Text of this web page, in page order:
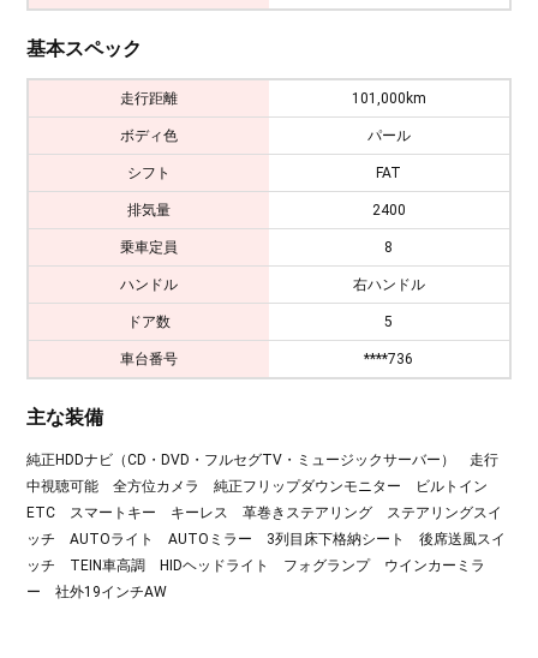
基本スペック
走行距離 101,000km
ボディ色 パール
シフト FAT
排気量 2400
乗車定員 8
ハンドル 右ハンドル
ドア数 5
車台番号 ****736
主な装備
純正HDDナビ（CD・DVD・フルセグTV・ミュージックサーバー） 走行
中視聴可能 全方位カメラ 純正フリップダウンモニター ビルトイン
ETC スマートキー キーレス 革巻きステアリング ステアリングスイ
ッチ AUTOライト AUTOミラー 3列目床下格納シート 後席送風スイ
ッチ TEIN車高調 HIDヘッドライト フォグランプ ウインカーミラ
ー 社外19インチAW